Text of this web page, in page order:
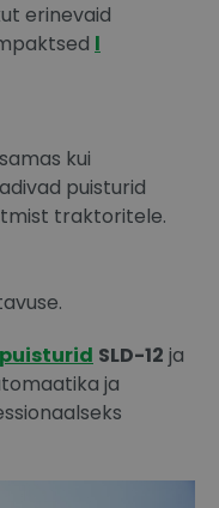
erinevaid
l
kui
puisturid
traktoritele.
SLD-12 ja
ja